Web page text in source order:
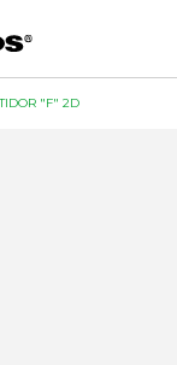
"F" 2D